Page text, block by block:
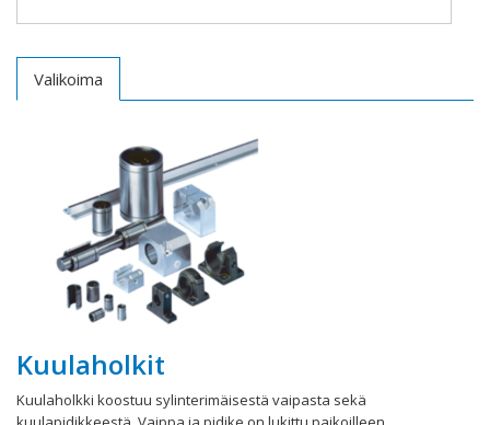
Valikoima
Kuulaholkit
Kuulaholkki koostuu sylinterimäisestä vaipasta sekä